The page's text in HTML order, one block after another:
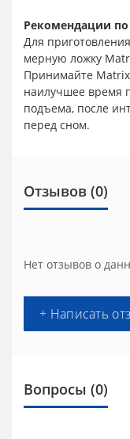
Рекомендации
Для
мерную ложку
Принимайте
наилучшее время
подъема, после
перед сном.
Отзывов (0)
Нет отзывов о
+ Написать
Вопросы (0)